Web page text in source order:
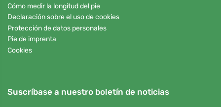
Cómo medir la longitud del pie
Declaración sobre el uso de cookies
Protección de datos personales
Pie de imprenta
Cookies
Suscríbase a nuestro boletín de noticias